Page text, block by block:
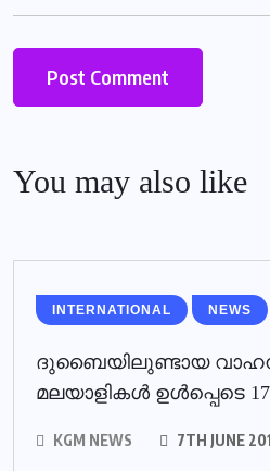
You may also like
INTERNATIONAL NEWS
ദുബൈയിലുണ്ടായ
മലയാളികള്‍ ഉള്‍പ്പെടെ 17
KGM NEWS 7TH JUNE